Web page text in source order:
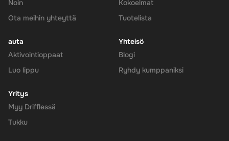
Noin
Ota meihin yhteyttä
Kokoelmat
Tuotelista
auta
Aktivointioppaat
Luo lippu
Yhteisö
Blogi
Ryhdy kumppaniksi
Yritys
Myy Drifflessä
Tukku